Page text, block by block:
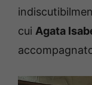
cui Agata